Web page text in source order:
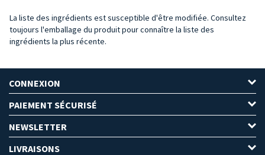
La liste des ingrédients est susceptible d'être modifiée. Consultez
toujours l'emballage du produit pour connaître la liste des
ingrédients la plus récente.
CONNEXION
PAIEMENT SÉCURISÉ
NEWSLETTER
LIVRAISONS